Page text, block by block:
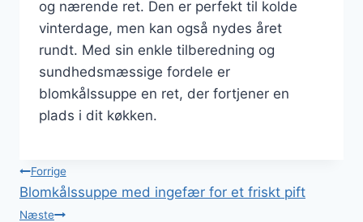
og nærende ret. Den er perfekt til kolde
vinterdage, men kan også nydes året
rundt. Med sin enkle tilberedning og
sundhedsmæssige fordele er
blomkålssuppe en ret, der fortjener en
plads i dit køkken.
Indlægsnavigation
Forrige
Blomkålssuppe med ingefær for et friskt pift
Næste